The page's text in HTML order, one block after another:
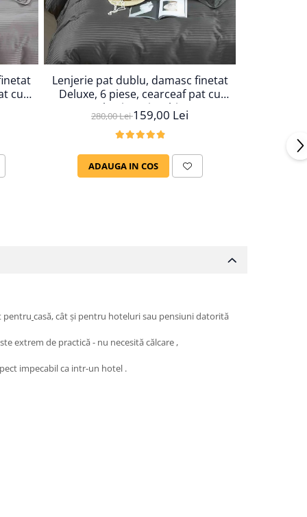
cu
Lenjerie pat dublu, damasc finetat
Deluxe, 6 piese, cearceaf pat cu
elastic, Gri Inchis
280,00 Lei159,00 Lei
ADAUGA IN COS
pentru casă, cât și pentru hoteluri sau pensiuni datorită
extrem de practică - nu necesită călcare ,
impecabil ca intr-un hotel .